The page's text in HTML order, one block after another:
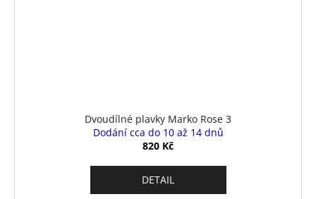
Dvoudílné plavky Marko Rose 3
Dodání cca do 10 až 14 dnů
820 Kč
DETAIL